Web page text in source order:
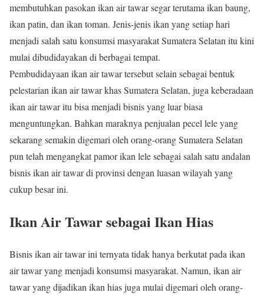
membutuhkan pasokan ikan air tawar segar terutama ikan baung,
ikan patin, dan ikan toman. Jenis-jenis ikan yang setiap hari
menjadi salah satu konsumsi masyarakat Sumatera Selatan itu kini
mulai dibudidayakan di berbagai tempat.
Pembudidayaan ikan air tawar tersebut selain sebagai bentuk
pelestarian ikan air tawar khas Sumatera Selatan, juga keberadaan
ikan air tawar itu bisa menjadi bisnis yang luar biasa
menguntungkan. Bahkan maraknya penjualan pecel lele yang
sekarang semakin digemari oleh orang-orang Sumatera Selatan
pun telah mengangkat pamor ikan lele sebagai salah satu andalan
bisnis ikan air tawar di provinsi dengan luasan wilayah yang
cukup besar ini.
Ikan Air Tawar sebagai Ikan Hias
Bisnis ikan air tawar ini ternyata tidak hanya berkutat pada ikan
air tawar yang menjadi konsumsi masyarakat. Namun, ikan air
tawar yang dijadikan ikan hias juga mulai digemari oleh orang-